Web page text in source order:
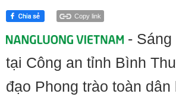
Copy link
- Sáng
tại Công an tỉnh Bình
đạo Phong trào toàn dân